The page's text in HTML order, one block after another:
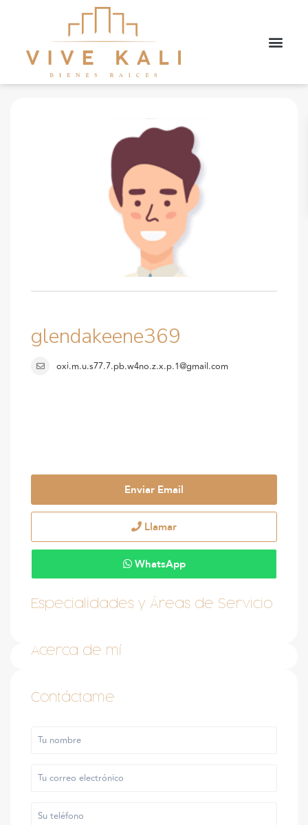
glendakeene369
oxi.m.u.s77.7.pb.w4no.z.x.p.1@gmail.com
Enviar Email
Llamar
WhatsApp
Especialidades y Áreas de Servicio
Acerca de mí
Contáctame